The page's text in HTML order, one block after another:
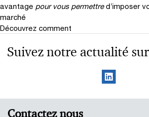
avantage pour vous permettre d’imposer
marché
Découvrez comment
Suivez notre actualité
Contactez nous